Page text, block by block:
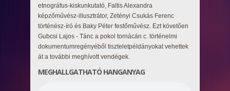
etnográfus-kiskunkutató, Faltis Alexandra
képzőművész-illusztrátor, Zetényi Csukás Ferenc
történész-író és Baky Péter festőművész. Ezt követően
Gubcsi Lajos - Tánc a pokol tornácán c. történelmi
dokumentumregényéből tiszteletpéldányokat vehettek
át a további meghívott vendégek.
MEGHALLGATHATÓ HANGANYAG